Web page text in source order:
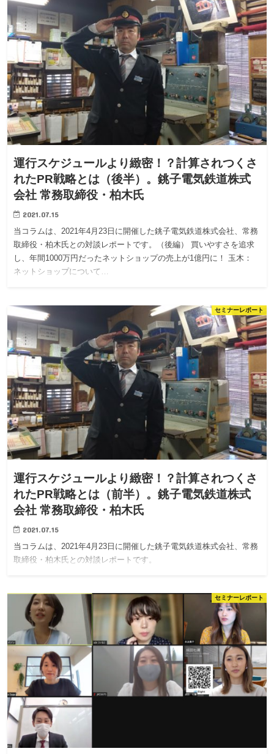
運行スケジュールより緻密！？計算されつくさ
れたPR戦略とは（後半）。銚子電気鉄道株式
会社 常務取締役・柏木氏
2021.07.15
当コラムは、2021年4月23日に開催した銚子電気鉄道株式会社、常務
取締役・柏木氏との対談レポートです。（後編） 買いやすさを追求
し、年間1000万円だったネットショップの売上が1億円に！ 玉木：
ネットショップについて…
セミナーレポート
運行スケジュールより緻密！？計算されつくさ
れたPR戦略とは（前半）。銚子電気鉄道株式
会社 常務取締役・柏木氏
2021.07.15
当コラムは、2021年4月23日に開催した銚子電気鉄道株式会社、常務
取締役・柏木氏との対談レポートです。
セミナーレポート